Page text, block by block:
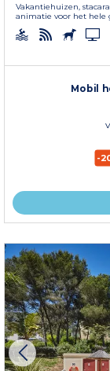
Vakantiehuizen,
animatie voor het hele
Mobil
-